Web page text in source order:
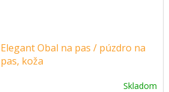
Elegant Obal na pas / púzdro na
pas, koža
Skladom